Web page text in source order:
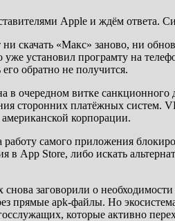
Apple и ждём ответа.
скачать «Макс» заново, ни
установил програмту на
обратно не получится.
в очередном витке
сторонних платёжных
корпорации.
самого приложения
в App Store, либо искать
снова заговорили о
прямые apk-файлы. Но
которые активно